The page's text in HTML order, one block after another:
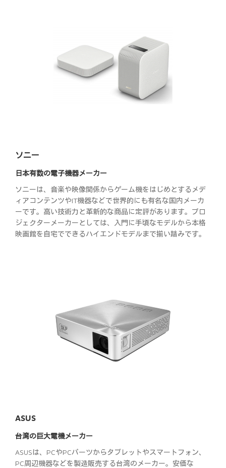
ソニー
日本有数の電子機器メーカー
ソニーは、音楽や映像関係からゲーム機をはじめとするメデ
ィアコンテンツやIT機器などで世界的にも有名な国内メーカ
ーです。高い技術力と革新的な商品に定評があります。プロ
ジェクターメーカーとしては、入門に手頃なモデルから本格
映画館を自宅でできるハイエンドモデルまで揃い踏みです。
ASUS
台湾の巨大電機メーカー
ASUSは、PCやPCパーツからタブレットやスマートフォン、
PC周辺機器などを製造販売する台湾のメーカー。安価な